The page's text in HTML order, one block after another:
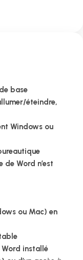
base
éteindre,
Windows ou
de Word n’est
ou Mac) en
installé